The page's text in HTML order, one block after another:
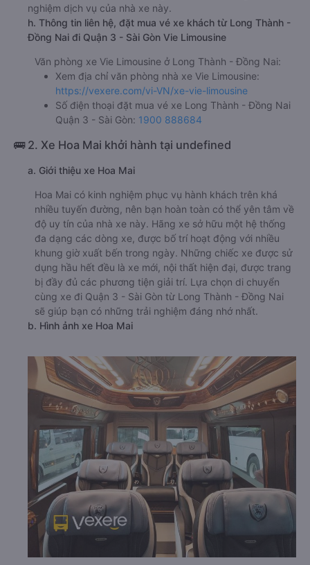
nghiệm dịch vụ của nhà xe này.
h. Thông tin liên hệ, đặt mua vé xe khách từ Long Thành -
Đồng Nai đi Quận 3 - Sài Gòn Vie Limousine
Văn phòng xe Vie Limousine ở Long Thành - Đồng Nai:
Xem địa chỉ văn phòng nhà xe Vie Limousine:
https://vexere.com/vi-VN/xe-vie-limousine
Số điện thoại đặt mua vé xe Long Thành - Đồng Nai
Quận 3 - Sài Gòn: 1900 888684
🚌 2. Xe Hoa Mai khởi hành tại undefined
a. Giới thiệu xe Hoa Mai
Hoa Mai có kinh nghiệm phục vụ hành khách trên khá
nhiều tuyến đường, nên bạn hoàn toàn có thể yên tâm về
độ uy tín của nhà xe này. Hãng xe sở hữu một hệ thống
đa dạng các dòng xe, được bố trí hoạt động với nhiều
khung giờ xuất bến trong ngày. Những chiếc xe được sử
dụng hầu hết đều là xe mới, nội thất hiện đại, được trang
bị đầy đủ các phương tiện giải trí. Lựa chọn di chuyển
cùng xe đi Quận 3 - Sài Gòn từ Long Thành - Đồng Nai
sẽ giúp bạn có những trải nghiệm đáng nhớ nhất.
b. Hình ảnh xe Hoa Mai